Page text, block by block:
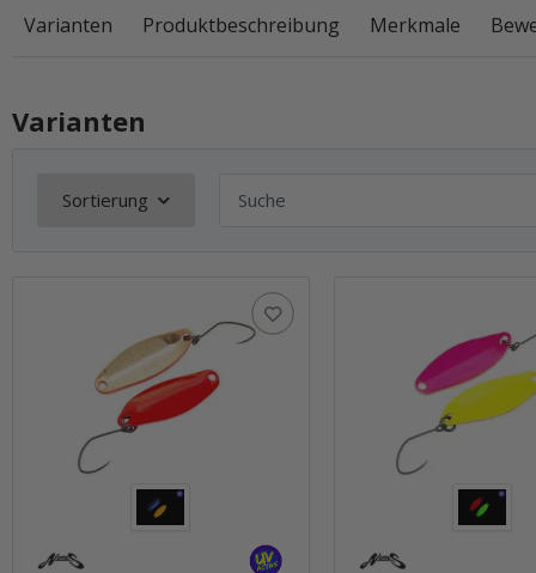
Varianten Produktbeschreibung Merkmale
Varianten
Sortierung